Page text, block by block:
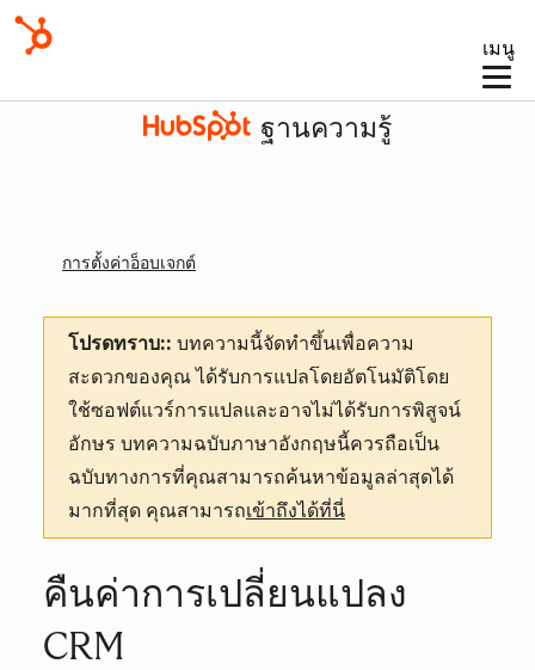
เมนู
ฐานความรู้
การตั้งค่าอ็อบเจกต์
โปรดทราบ:: บทความนี้จัดทำขึ้นเพื่อความ
สะดวกของคุณได้รับการแปลโดยอัตโนมัติโดย
ใช้ซอฟต์แวร์การแปลและอาจไม่ได้รับการพิสูจน์
อักษร บทความฉบับภาษาอังกฤษนี้ควรถือเป็น
ฉบับทางการที่คุณสามารถค้นหาข้อมูลล่าสุดได้
มากที่สุด คุณสามารถเข้าถึงได้ที่นี่
คืนค่าการเปลี่ยนแปลง
CRM